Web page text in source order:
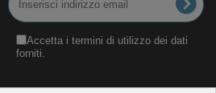
Accetta i termini di utilizzo dei dati
forniti.